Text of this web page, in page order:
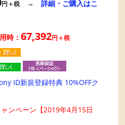
円＋税→詳細・ご購入はこ
時：67,392円＋税
ID新規登録特典 10%OFFク
ンペーン【2019年4月15日